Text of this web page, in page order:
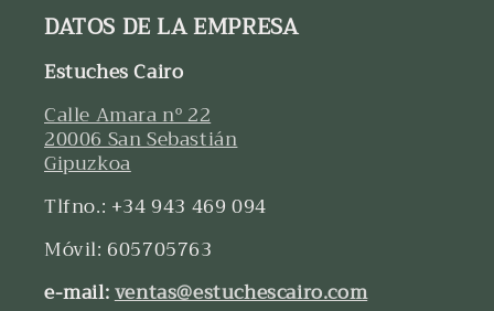
DATOS DE LA EMPRESA
Estuches Cairo
Calle Amara nº 22
20006 San Sebastián
Gipuzkoa
Tlfno.: +34 943 469 094
Móvil: 605705763
e-mail:ventas@estuchescairo.com